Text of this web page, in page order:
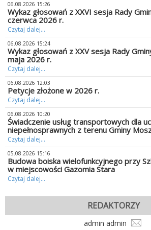
06.08.2026 15:26
Wykaz głosowań z XXVI sesja Rady
czerwca 2026 r.
Czytaj dalej...
06.08.2026 15:24
Wykaz głosowań z XXV sesja Rady
maja 2026 r.
Czytaj dalej...
06.08.2026 12:03
Petycje złożone w 2026 r.
Czytaj dalej...
06.08.2026 10:20
Świadczenie usług transportowych dla
niepełnosprawnych z terenu Gminy
Czytaj dalej...
05.08.2026 15:16
Budowa boiska wielofunkcyjnego przy
w miejscowości Gazomia Stara
Czytaj dalej...
REDAKTORZY
admin admin